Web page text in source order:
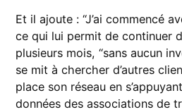
Et il ajoute : “J’ai commencé
ce qui lui permit de continuer
plusieurs mois, “sans aucun
se mit à chercher d’autres
place son réseau en
données des associations de